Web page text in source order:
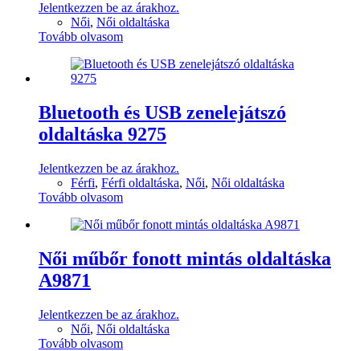
Jelentkezzen be az árakhoz.
Női, Női oldaltáska
Tovább olvasom
Bluetooth és USB zenelejátszó
oldaltáska 9275
Jelentkezzen be az árakhoz.
Férfi, Férfi oldaltáska, Női, Női oldaltáska
Tovább olvasom
Női műbőr fonott mintás oldaltáska
A9871
Jelentkezzen be az árakhoz.
Női, Női oldaltáska
Tovább olvasom